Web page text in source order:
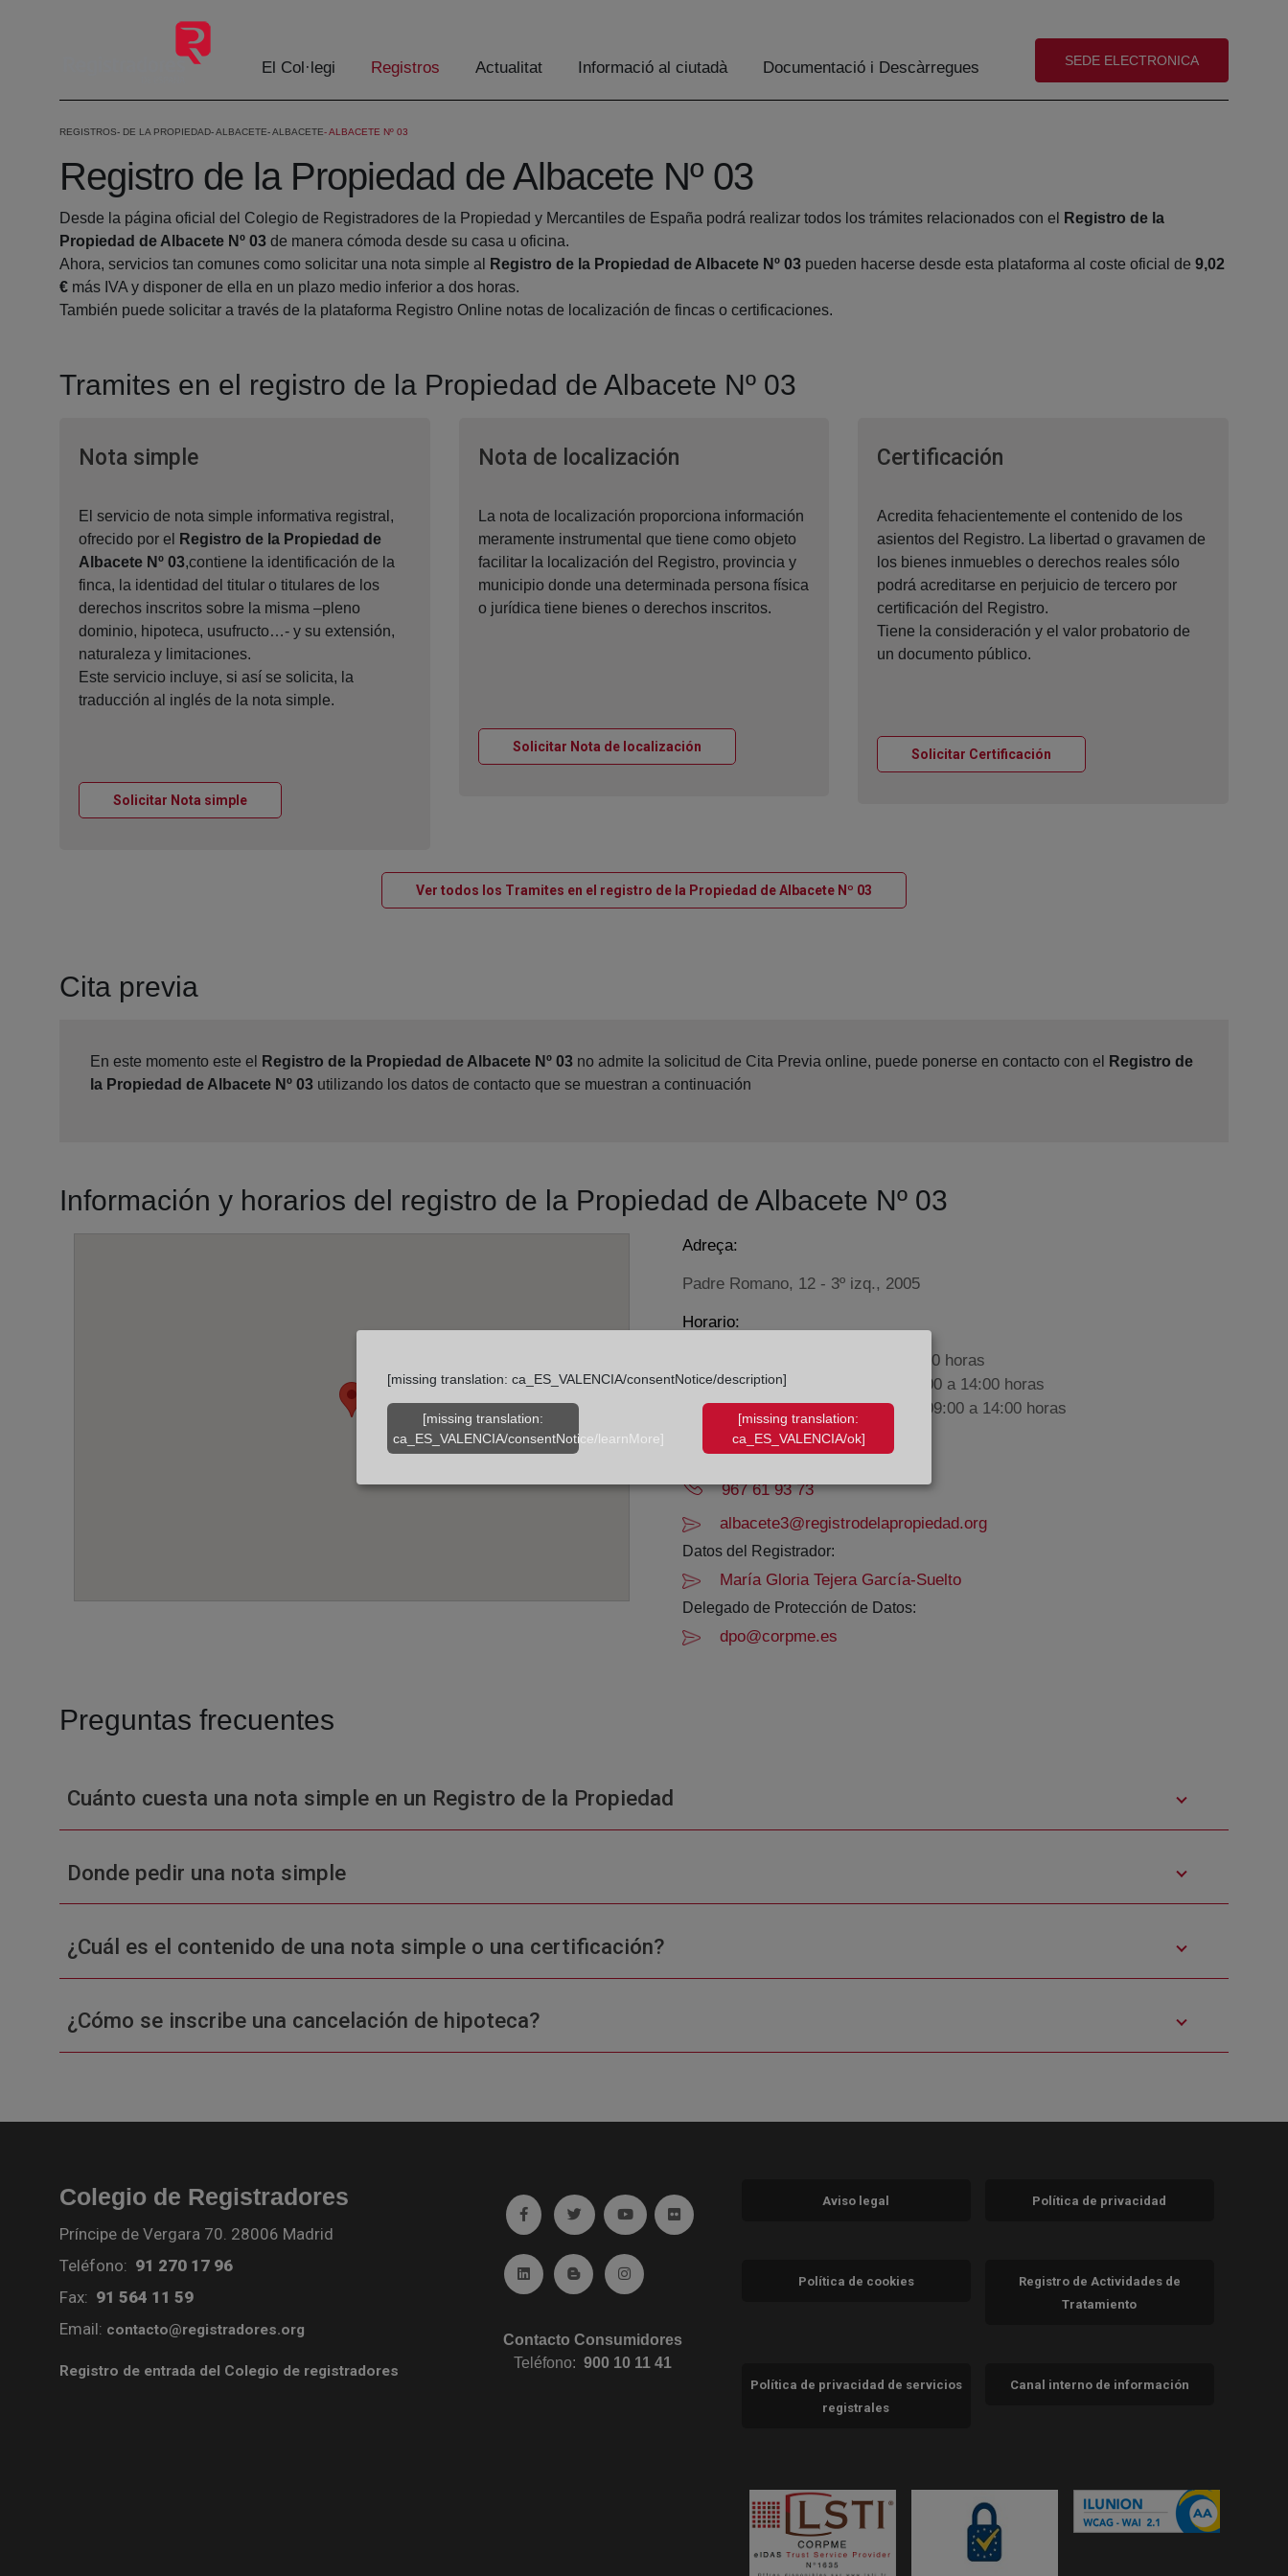
Salta al contingut principal
El Col·legi Registros Actualitat Informació al ciutadà Documentació i Descàrregues (abre en nueva ventana)
SEDE ELECTRONICA
REGISTROS DE LA PROPIEDAD ALBACETE ALBACETE ALBACETE Nº 03
Registro de la Propiedad de Albacete Nº 03
Desde la página oficial del Colegio de Registradores de la Propiedad y Mercantiles de España podrá realizar todos los trámites relacionados con el
Registro de la
Propiedad de Albacete Nº 03 de manera cómoda desde su casa u oficina.
Ahora, servicios tan comunes como solicitar una nota simple al
Registro de la Propiedad de Albacete Nº 03 pueden hacerse desde esta plataforma al coste oficial de 9,02
€ más IVA y disponer de ella en un plazo medio inferior a dos horas.
También puede solicitar a través de la plataforma Registro Online notas de localización de fincas o certificaciones.
Tramites en el registro de la Propiedad de Albacete Nº 03
Nota simpleVentana nueva
El servicio de nota simple informativa registral,
ofrecido por el
Registro de la Propiedad de
Albacete Nº 03,contiene la identificación de la
finca, la identidad del titular o titulares de los
derechos inscritos sobre la misma –pleno
dominio, hipoteca, usufructo…- y su extensión,
naturaleza y limitaciones.
Este servicio incluye, si así se solicita, la
traducción al inglés de la nota simple.
Solicitar Nota simpleVentana nueva
Nota de localizaciónVentana nueva
La nota de localización proporciona información
meramente instrumental que tiene como objeto
facilitar la localización del Registro, provincia y
municipio donde una determinada persona física
o jurídica tiene bienes o derechos inscritos.
Solicitar Nota de localizaciónVentana nueva
Certificación
Acredita fehacientemente el contenido de los
asientos del Registro. La libertad o gravamen de
los bienes inmuebles o derechos reales sólo
podrá acreditarse en perjuicio de tercero por
certificación del Registro.
Tiene la consideración y el valor probatorio de
un documento público.
Solicitar Certificación
Ver todos los Tramites en el registro de la Propiedad de Albacete Nº 03
Cita previa
En este momento este el Registro de la Propiedad de Albacete Nº 03 no admite la solicitud de Cita Previa online, puede ponerse en contacto con el
Registro de
la Propiedad de Albacete Nº 03 utilizando los datos de contacto que se muestran a continuación
Información y horarios del registro de la Propiedad de Albacete Nº 03
Adreça:
Padre Romano, 12 - 3º izq., 2005
Horario:
De lunes a viernes de 09:00 a 17:00 horas
Agosto: De lunes a viernes de 09:00 a 14:00 horas
Los días 24 y 31 de diciembre de 09:00 a 14:00 horas
967 61 93 73
albacete3@registrodelapropiedad.org
Datos del Registrador:
María Gloria Tejera García-Suelto
Delegado de Protección de Datos:
dpo@corpme.es
Preguntas frecuentes
Cuánto cuesta una nota simple en un Registro de la Propiedad
Donde pedir una nota simple
¿Cuál es el contenido de una nota simple o una certificación?
¿Cómo se inscribe una cancelación de hipoteca?
Colegio de Registradores
Príncipe de Vergara 70. 28006 Madrid
Teléfono: 91 270 17 96
Fax: 91 564 11 59
Email: contacto@registradores.org
Registro de entrada del Colegio de registradores
Ir a facebook (abre en ventana nueva)
Ir a twitter (abre en ventana nueva)
Ir a YouTube (abre en ventana nueva)
Ir a Flickr (abre en ventana nueva)
Ir a Linkedin (abre en ventana nueva)
Ir al Blog (abre en ventana nueva)
Ir a Instagram (abre en ventana nueva)
Contacto Consumidores
Teléfono:900 10 11 41
Aviso legal Política de privacidad
Política de cookies
Registro de Actividades de
Tratamiento
Política de privacidad de servicios
registrales
Canal interno de información
[missing translation: ca_ES_VALENCIA/consentNotice/description]
[missing translation:
ca_ES_VALENCIA/consentNotice/learnMore]
[missing translation:
ca_ES_VALENCIA/ok]